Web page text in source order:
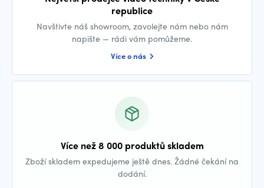
republice
Navštivte náš showroom, zavolejte nám nebo nám
napište — rádi vám pomůžeme.
Více o nás
Více než 8 000 produktů skladem
Zboží skladem expedujeme ještě dnes. Žádné čekání na
dodání.